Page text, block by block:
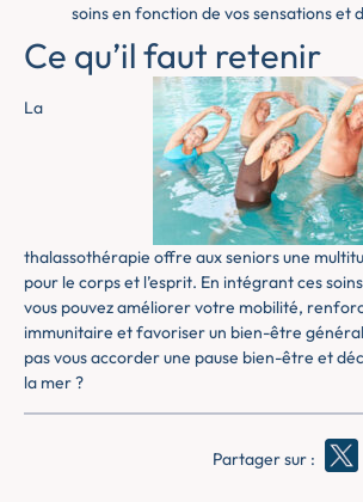
soins en fonction de vos sensations et
Ce qu’il faut retenir
La
thalassothérapie offre aux seniors une
pour le corps et l’esprit. En intégrant ces
vous pouvez améliorer votre mobilité,
immunitaire et favoriser un bien-être
pas vous accorder une pause bien-être et
la mer ?
Partager sur :